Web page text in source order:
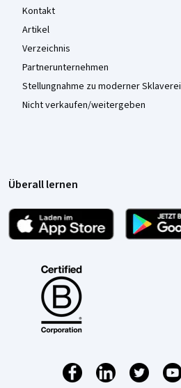
Kontakt
Artikel
Verzeichnis
Partnerunternehmen
Stellungnahme zu moderner Sklaverei
Nicht verkaufen/weitergeben
Überall lernen